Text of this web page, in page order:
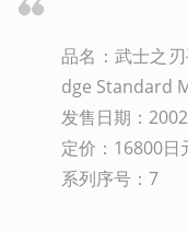
品名：武士之
dge Standard
发售日期：
定价：16800日
系列序号：7